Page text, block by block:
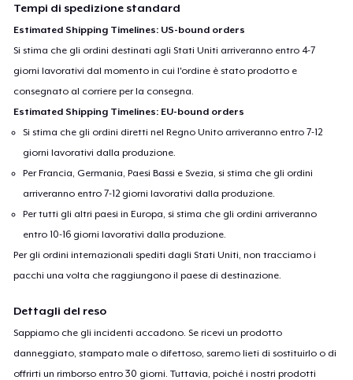
Tempi di spedizione standard
Estimated Shipping Timelines: US-bound orders
Si stima che gli ordini destinati agli Stati Uniti arriveranno entro 4-7
giorni lavorativi dal momento in cui l'ordine è stato prodotto e
consegnato al corriere per la consegna.
Estimated Shipping Timelines: EU-bound orders
Si stima che gli ordini diretti nel Regno Unito arriveranno entro 7-12
giorni lavorativi dalla produzione.
Per Francia, Germania, Paesi Bassi e Svezia, si stima che gli ordini
arriveranno entro 7-12 giorni lavorativi dalla produzione.
Per tutti gli altri paesi in Europa, si stima che gli ordini arriveranno
entro 10-16 giorni lavorativi dalla produzione.
Per gli ordini internazionali spediti dagli Stati Uniti, non tracciamo i
pacchi una volta che raggiungono il paese di destinazione.
Dettagli del reso
Sappiamo che gli incidenti accadono. Se ricevi un prodotto
danneggiato, stampato male o difettoso, saremo lieti di sostituirlo o di
offrirti un rimborso entro 30 giorni. Tuttavia, poiché i nostri prodotti